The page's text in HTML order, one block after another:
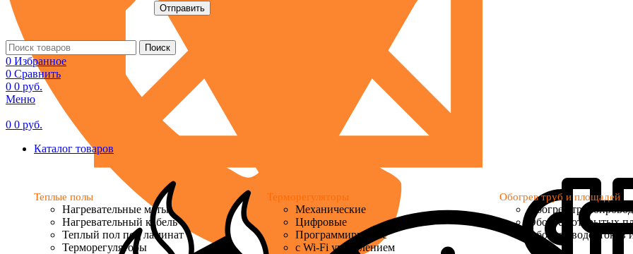
Поиск
0 Избранное
0 Сравнить
0 0 руб.
Меню
0 0 руб.
Каталог товаров
Теплые полы
Нагревательные маты
Нагревательный кабель
Теплый пол под ламинат
Терморегуляторы
Терморегуляторы
Механические
Цифровые
Программируемые
с Wi-Fi управлением
Обогрев труб и площадей
Обогрев
Обогрев открытых
Обогрев водостоков